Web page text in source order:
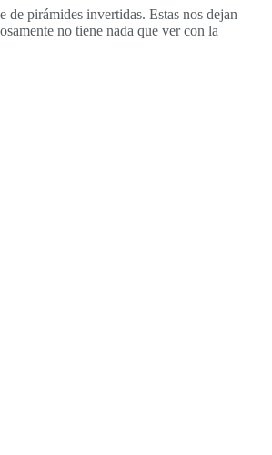
de pirámides invertidas. Estas nos dejan
no tiene nada que ver con la